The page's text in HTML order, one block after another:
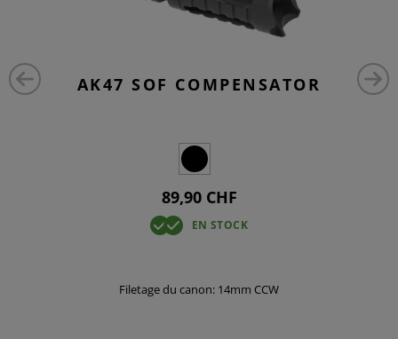
AK47 SOF COMPENSATOR
89,90 CHF
EN STOCK
Filetage du canon: 14mm CCW